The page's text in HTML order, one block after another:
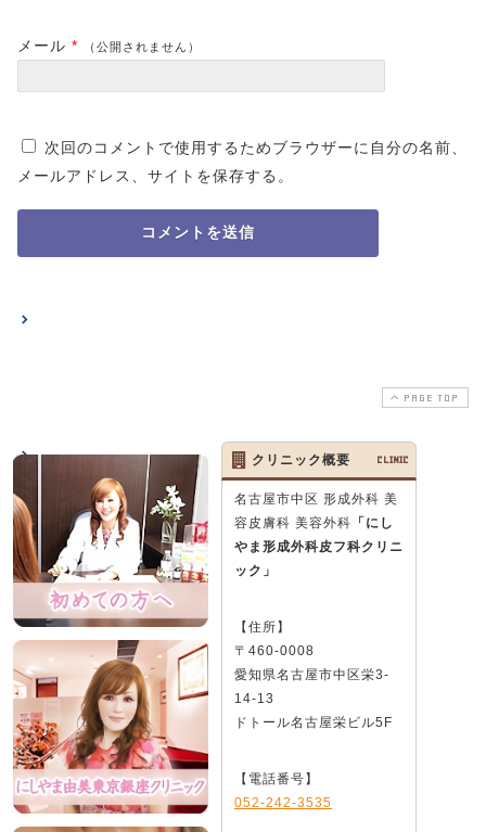
メール * （公開されません）
次回のコメントで使用するためブラウザーに自分の名前、
メールアドレス、サイトを保存する。
PAGE TOP
クリニック概要 CLINIC
名古屋市中区 形成外科 美
容皮膚科 美容外科 「にし
やま形成外科皮フ科クリニ
ック」
【住所】
〒460-0008
愛知県名古屋市中区栄3-
14-13
ドトール名古屋栄ビル5F
【電話番号】
052-242-3535